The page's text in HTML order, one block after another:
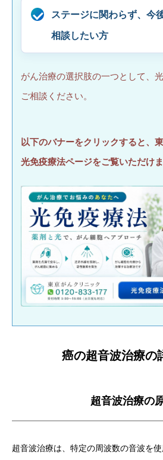
ステージに関わらず、今
相談したい方
がん治療の選択肢の一つとして、
ご相談ください。
以下のバナーをクリックすると、
光免疫療法ページをご覧いただけま
癌の超音波治療の
超音波治療の
超音波治療は、特定の周波数の音波を